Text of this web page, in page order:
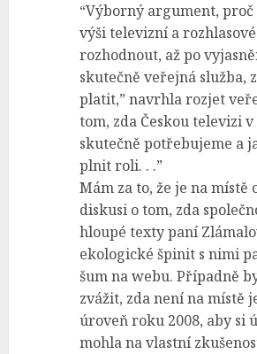
“Výborný argument, proč
výši televizní a
rozhodnout, až po
skutečně veřejná služba,
platit,” navrhla rozjet
tom, zda Českou televizi
skutečně potřebujeme a
plnit roli. . .”
Mám za to, že je na
diskusi o tom, zda
hloupé texty paní
ekologické špinit s nimi
šum na webu. Případně
zvážit, zda není na místě
úroveň roku 2008, aby si
mohla na vlastní